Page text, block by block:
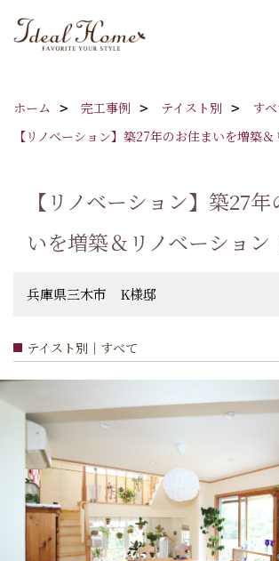
ホーム 完工事例 テイスト別
す
【リノベーション】築27年のお住まいを増築＆
【リノベーション】築27
いを増築＆リノベーション
兵庫県三木市 K様邸
テイスト別｜すべて